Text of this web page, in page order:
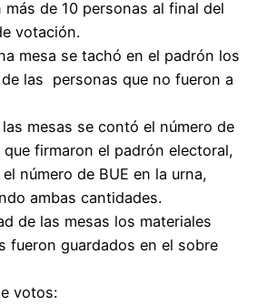
más de 10 personas al final del
votación.
mesa se tachó en el padrón los
las personas que no fueron a
mesas se contó el número de
firmaron el padrón electoral,
número de BUE en la urna,
ambas cantidades.
de las mesas los materiales
fueron guardados en el sobre
votos: